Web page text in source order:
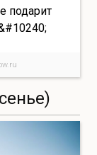
подарит